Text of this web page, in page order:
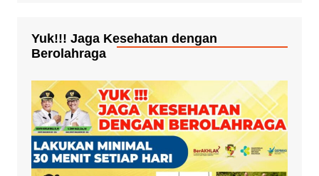
Yuk!!! Jaga Kesehatan dengan
Berolahraga